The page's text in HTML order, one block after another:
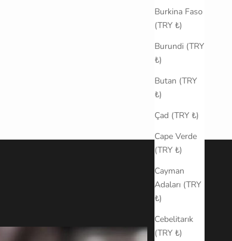
Burkina Faso
(TRY ₺)
Burundi (TRY
₺)
Butan (TRY
₺)
Çad (TRY ₺)
Cape Verde
(TRY ₺)
Cayman
Adaları (TRY
₺)
Cebelitarık
(TRY ₺)